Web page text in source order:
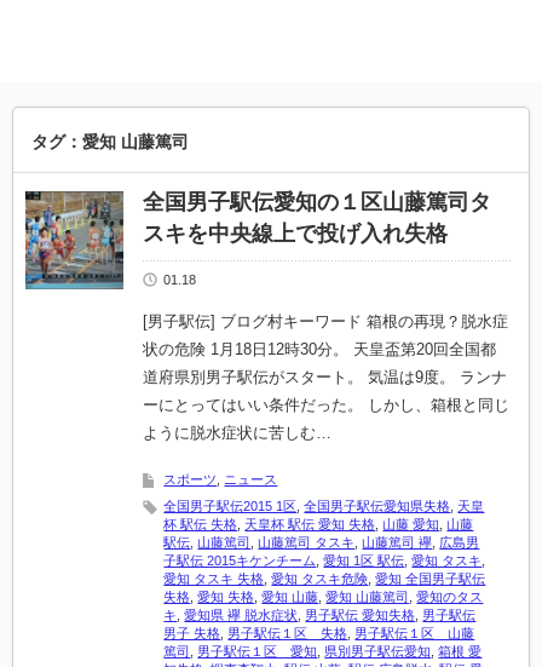
タグ：愛知 山藤篤司
全国男子駅伝愛知の１区山藤篤司タ
スキを中央線上で投げ入れ失格
01.18
[男子駅伝] ブログ村キーワード 箱根の再現？脱水症
状の危険 1月18日12時30分。 天皇盃第20回全国都
道府県別男子駅伝がスタート。 気温は9度。 ランナ
ーにとってはいい条件だった。 しかし、箱根と同じ
ように脱水症状に苦しむ…
スポーツ
ニュース
全国男子駅伝2015 1区 ,全国男子駅伝愛知県失格 天皇
杯 駅伝 失格 天皇杯 駅伝 愛知 失格 山藤 愛知
山藤
駅伝 山藤篤司 山藤篤司 タスキ 山藤篤司 襷 広島男
子駅伝 2015キケンチーム ,愛知 1区 駅伝 ,愛知 タスキ
愛知 タスキ 失格 ,愛知 タスキ危険 ,愛知 全国男子駅伝
失格 ,愛知 失格 ,愛知 山藤 ,愛知 山藤篤司 ,愛知のタス
キ ,愛知県 襷 脱水症状 男子駅伝 愛知失格 男子駅伝
男子 失格 男子駅伝１区 失格 男子駅伝１区 山藤
篤司
男子駅伝１区 愛知 県別男子駅伝愛知 ,箱根 愛